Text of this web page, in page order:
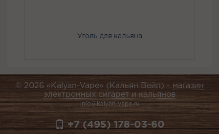
Уголь для кальяна
© 2026 «Kalyan-Vape» (Кальян Вейп) - магазин
электронных сигарет и кальянов
info@kalyan-vape.ru
+7 (495) 178-03-60